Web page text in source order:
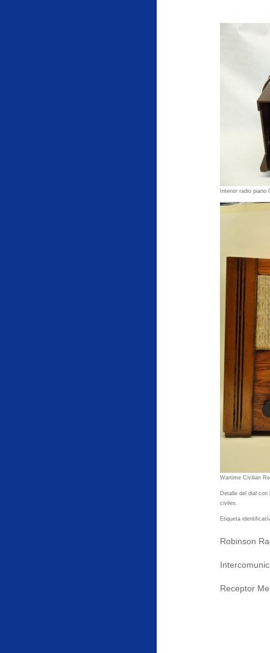
Interior radio piano
Wartime Civilian
Detalle del dial
civiles.
Etiqueta
Robinson
Receptor